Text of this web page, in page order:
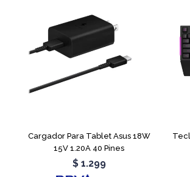
Cargador Para Tablet Asus 18W
15V 1.20A 40 Pines
$ 1.299